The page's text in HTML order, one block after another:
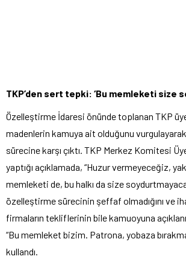
TKP’den sert tepki: ‘Bu memleketi size
Özelleştirme İdaresi önünde toplanan TKP
madenlerin kamuya ait olduğunu
sürecine karşı çıktı. TKP Merkez Komitesi
yaptığı açıklamada, “Huzur vermeyeceğiz,
memleketi de, bu halkı da size
özelleştirme sürecinin şeffaf olmadığını ve
firmaların tekliflerinin bile kamuoyuna
“Bu memleket bizim. Patrona, yobaza
kullandı.